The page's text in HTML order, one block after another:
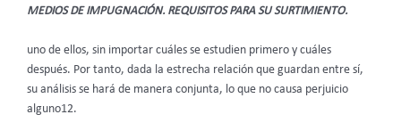
MEDIOS DE IMPUGNACIÓN. REQUISITOS PARA SU SURTIMIENTO.
uno de ellos, sin importar cuáles se estudien primero y cuáles
después. Por tanto, dada la estrecha relación que guardan entre sí,
su análisis se hará de manera conjunta, lo que no causa perjuicio
alguno12.